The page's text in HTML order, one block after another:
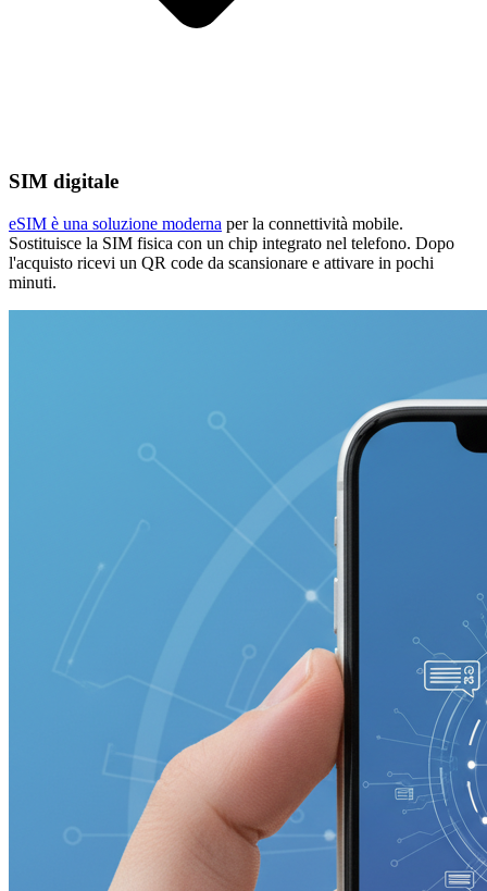
SIM digitale
eSIM è una soluzione moderna per la connettività mobile.
Sostituisce la SIM fisica con un chip integrato nel telefono. Dopo
l'acquisto ricevi un QR code da scansionare e attivare in pochi
minuti.